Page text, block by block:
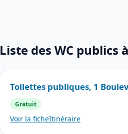
Liste des WC publics
Toilettes publiques, 1
Gratuit
Voir la ficheItinéraire